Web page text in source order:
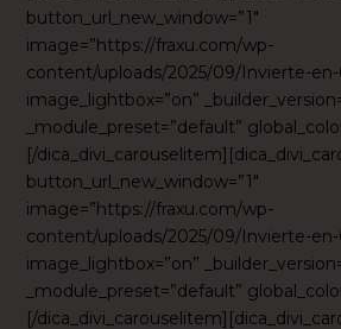
button_url_new_window=”1″
image=”https://fraxu.com/wp-
content/uploads/2025/09/Invierte-en-
image_lightbox=”on”
_module_preset=”default”
[/
button_url_new_window=”1″
image=”https://fraxu.com/wp-
content/uploads/2025/09/Invierte-en-
image_lightbox=”on”
_module_preset=”default”
[/